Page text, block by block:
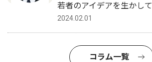
若者のアイデアを生かして
2024.02.01
コラム一覧